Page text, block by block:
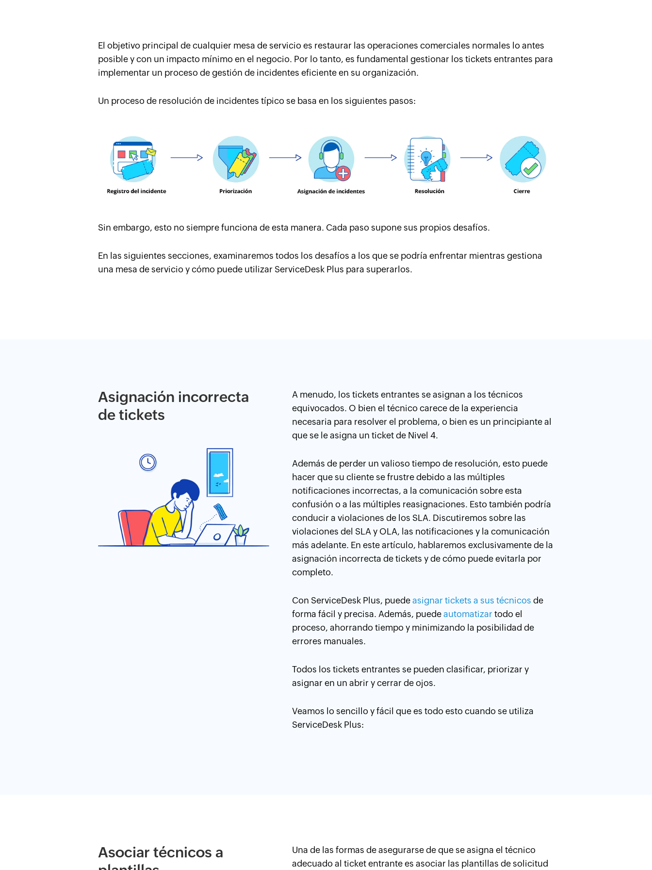
El objetivo principal de cualquier mesa de servicio es restaurar las operaciones comerciales normales lo antes
posible y con un impacto mínimo en el negocio. Por lo tanto, es fundamental gestionar los tickets entrantes para
implementar un proceso de gestión de incidentes eficiente en su organización.
Un proceso de resolución de incidentes típico se basa en los siguientes pasos:
Sin embargo, esto no siempre funciona de esta manera. Cada paso supone sus propios desafíos.
En las siguientes secciones, examinaremos todos los desafíos a los que se podría enfrentar mientras gestiona
una mesa de servicio y cómo puede utilizar ServiceDesk Plus para superarlos.
Asignación incorrecta
de tickets
A menudo, los tickets entrantes se asignan a los técnicos
equivocados. O bien el técnico carece de la experiencia
necesaria para resolver el problema, o bien es un principiante al
que se le asigna un ticket de Nivel 4.
Además de perder un valioso tiempo de resolución, esto puede
hacer que su cliente se frustre debido a las múltiples
notificaciones incorrectas, a la comunicación sobre esta
confusión o a las múltiples reasignaciones. Esto también podría
conducir a violaciones de los SLA. Discutiremos sobre las
violaciones del SLA y OLA, las notificaciones y la comunicación
más adelante. En este artículo, hablaremos exclusivamente de la
asignación incorrecta de tickets y de cómo puede evitarla por
completo.
Con ServiceDesk Plus, puedeasignar tickets a sus técnicos de
forma fácil y precisa. Además, puedeautomatizar todo el
proceso, ahorrando tiempo y minimizando la posibilidad de
errores manuales.
Todos los tickets entrantes se pueden clasificar, priorizar y
asignar en un abrir y cerrar de ojos.
Veamos lo sencillo y fácil que es todo esto cuando se utiliza
ServiceDesk Plus:
Asociar técnicos a
Una de las formas de asegurarse de que se asigna el técnico
adecuado al ticket entrante es asociar las plantillas de solicitud